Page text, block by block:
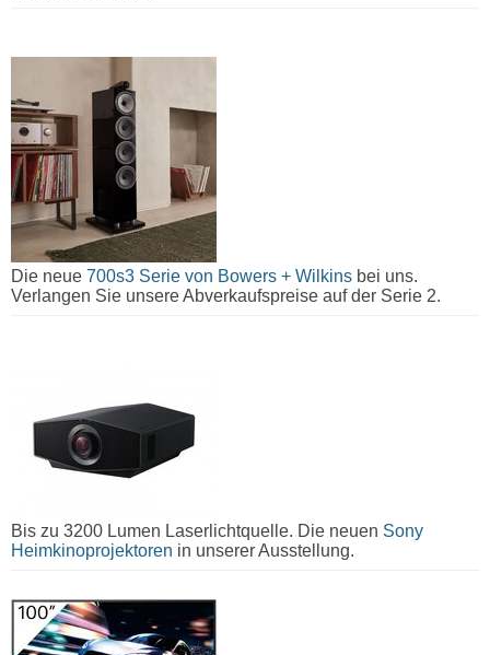
Die neue 700s3 Serie von Bowers + Wilkins bei uns.
Verlangen Sie unsere Abverkaufspreise auf der Serie 2.
Bis zu 3200 Lumen Laserlichtquelle. Die neuen Sony
Heimkinoprojektoren in unserer Ausstellung.